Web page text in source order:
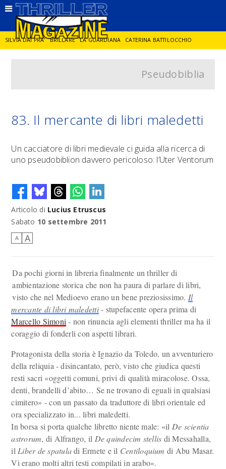
SILVIA DAI PRA' BRILLARE LA GUARDIANA CATERINA BATTILOCCHIO
GIANCARLO DE CATALDO
Pseudobiblia
83. Il mercante di libri maledetti
Un cacciatore di libri medievale ci guida alla ricerca di
uno pseudobiblion davvero pericoloso: l’Uter Ventorum
Articolo di Lucius Etruscus
Sabato 10 settembre 2011
A A
Da pochi giorni in libreria finalmente un thriller di
ambientazione storica che non ha paura di parlare di libri,
visto che nel Medioevo erano un bene preziosissimo. Il
mercante di libri maledetti- stupefacente opera prima di
Marcello Simoni - non rinuncia agli elementi thriller ma ha il
coraggio di fonderli con aspetti librari.
Protagonista della storia è Ignazio da Toledo, un avventuriero
della reliquia - disincantato, però, visto che giudica questi
resti sacri «oggetti comuni, privi di qualità miracolose. Ossa,
denti, brandelli d’abito… Se ne trovano di eguali in qualsiasi
cimitero» - con un passato da traduttore di libri orientale ed
ora specializzato in... libri maledetti.
In borsa si porta qualche libretto niente male: «il De scientia
astrorum, di Alfrango, il De quindecim stellis di Messahalla,
il Liber de spatuladi Ermete e il Centiloquium di Abu Masar.
Vi erano molti altri testi compilati in arabo».